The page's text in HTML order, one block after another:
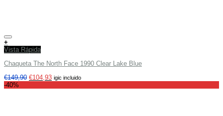
+
Vista Rápida
Chaqueta The North Face 1990 Clear Lake Blue
€149,90 €104,93 igic incluido
-40%